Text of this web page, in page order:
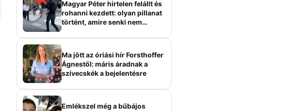
Magyar Péter hirtelen felállt és
rohanni kezdett: olyan pillanat
történt, amire senki nem
Ma jött az óriási hír Forsthoffer
Ágnestől: máris áradnak a
szívecskék a bejelentésre
Emlékszel még a bűbájos